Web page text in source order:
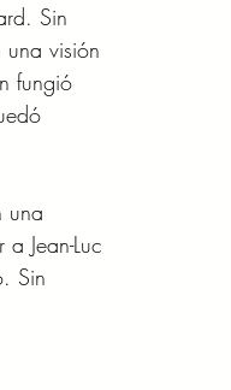
Sin
visión
fungió
una
Jean-Luc
Sin